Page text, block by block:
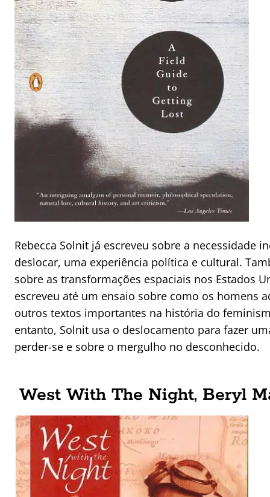
Rebecca Solnit já escreveu sobre a necessidade
deslocar, uma experiência política e cultural.
sobre as transformações espaciais nos Estados
escreveu até um ensaio sobre como os homens
outros textos importantes na história do
entanto, Solnit usa o deslocamento para fazer
perder-se e sobre o mergulho no desconhecido.
West With The Night, Beryl